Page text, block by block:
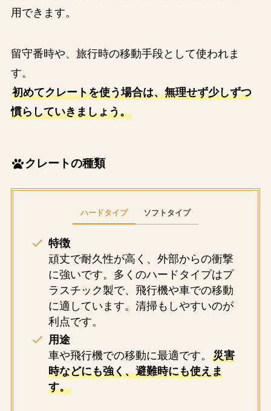
用できます。
留守番時や、旅行時の移動手段として使われま
す。
初めてクレートを使う場合は、無理せず少しずつ
慣らしていきましょう。
クレートの種類
ハードタイプ ソフトタイプ
特徴
頑丈で耐久性が高く、外部からの衝撃
に強いです。多くのハードタイプはプ
ラスチック製で、飛行機や車での移動
に適しています。清掃もしやすいのが
利点です。
用途
車や飛行機での移動に最適です。災害
時などにも強く、避難時にも使えま
す。